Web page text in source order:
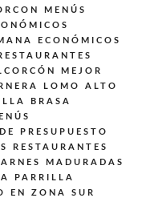
MENÚS
ECONÓMICOS
MEJOR
LOMO ALTO
BRASA
PRESUPUESTO
RESTAURANTES
MADURADAS
PARRILLA
EN ZONA SUR